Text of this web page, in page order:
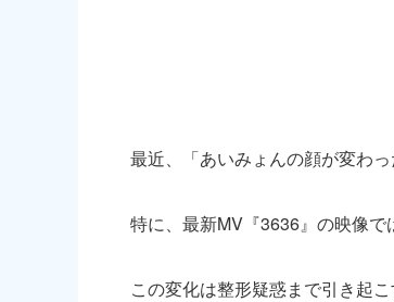
最近、「あいみょんの顔が変わ
特に、最新MV『3636』の映像で
この変化は整形疑惑まで引き起